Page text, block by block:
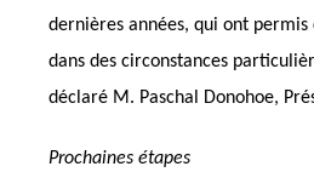
dernières années, qui ont
dans des circonstances
déclaré M. Paschal Donohoe,
Prochaines étapes